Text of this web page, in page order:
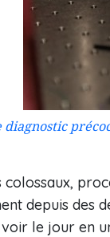
diagnostic
colossaux,
depuis des
le jour en